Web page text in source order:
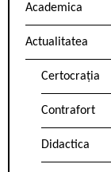
Academica
Actualitatea
Certocrația
Contrafort
Didactica